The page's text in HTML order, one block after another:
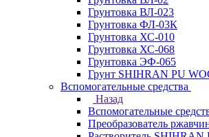
Грунтовка ВЛ-023
Грунтовка ФЛ-03К
Грунтовка ХС-010
Грунтовка ХС-068
Грунтовка ЭФ-065
Грунт SHIHRAN PU
Вспомогательные средства
Назад
Вспомогательные
Преобразователь